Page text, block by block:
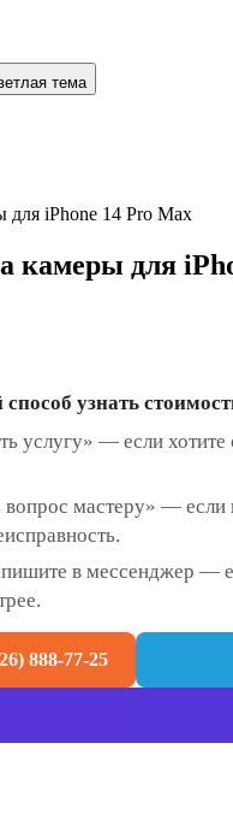
тема
для iPhone 14 Pro Max
камеры для
узнать
услугу» — если хотите
вопрос мастеру» — если
в мессенджер —
888-77-25